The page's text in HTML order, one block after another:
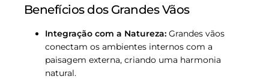
Benefícios dos Grandes Vãos
Integração com a Natureza: Grandes vãos
conectam os ambientes internos com a
paisagem externa, criando uma harmonia
natural.